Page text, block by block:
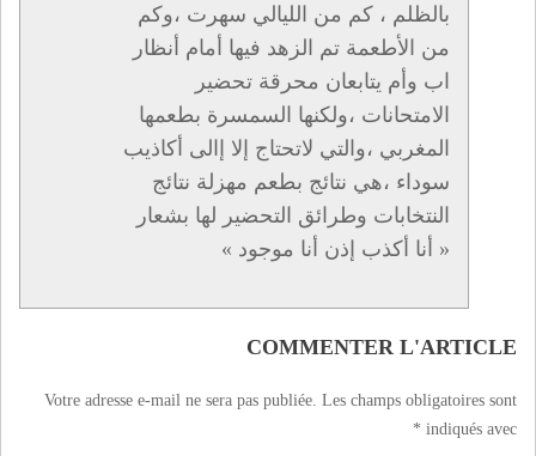
بالظلم ، كم من الليالي سهرت ،وكم
من الأطعمة تم الزهد فيها أمام أنظار
اب وأم يتابعان محرقة تحضير
الامتحانات ،ولكنها السمسرة بطعمها
المغربي ،والتي لاتحتاج إلا إالى أكاذيب
سوداء ،هي نتائج بطعم مهزلة نتائج
النتخابات وطرائق التحضير لها بشعار
« أنا أكذب إذن أنا موجود »
COMMENTER L'ARTICLE
Votre adresse e-mail ne sera pas publiée. Les champs obligatoires sont
indiqués avec
*